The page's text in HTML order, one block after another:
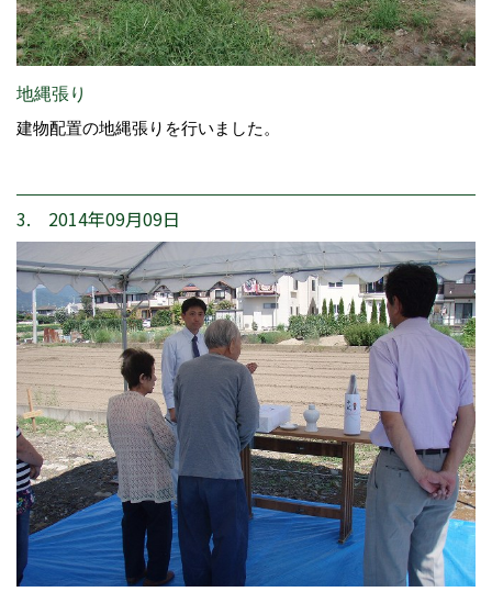
地縄張り
建物配置の地縄張りを行いました。
3. 2014年09月09日